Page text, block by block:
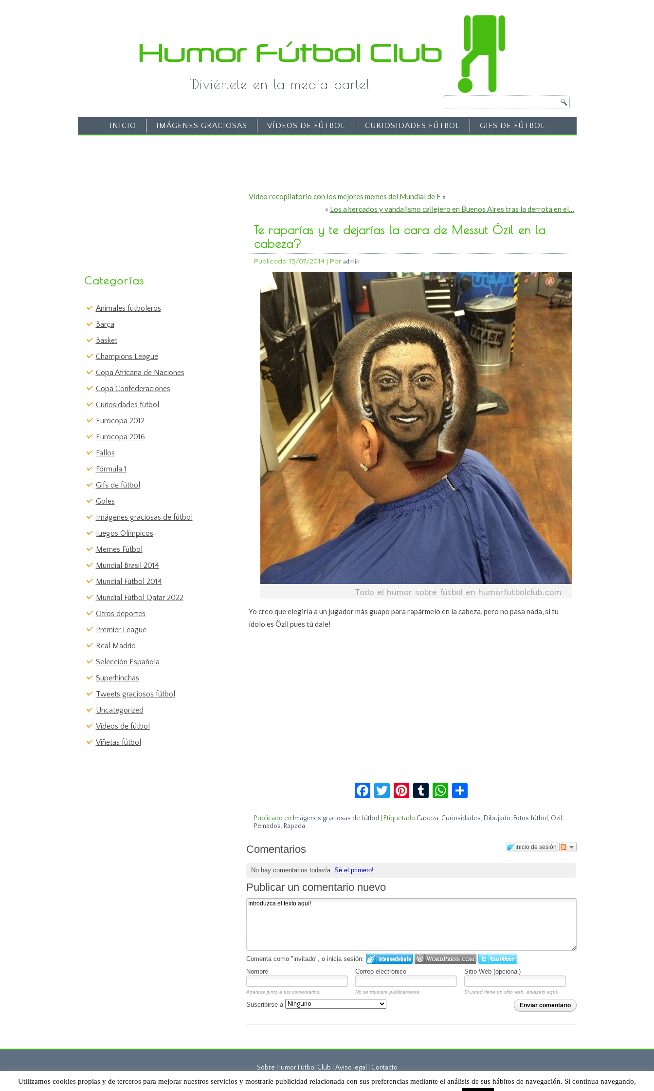
¡Diviértete en la media parte!
INICIO IMÁGENES GRACIOSAS VÍDEOS DE FÚTBOL CURIOSIDADES FÚTBOL GIFS DE FÚTBOL
Categorías
Animales futboleros
Barça
Basket
Champions League
Copa Africana de Naciones
Copa Confederaciones
Curiosidades fútbol
Eurocopa 2012
Eurocopa 2016
Fallos
Fórmula 1
Gifs de fútbol
Goles
Imágenes graciosas de fútbol
Juegos Olímpicos
Memes Fútbol
Mundial Brasil 2014
Mundial Fútbol 2014
Mundial Fútbol Qatar 2022
Otros deportes
Premier League
Real Madrid
Selección Española
Superhinchas
Tweets graciosos fútbol
Uncategorized
Vídeos de fútbol
Viñetas fútbol
Vídeo recopilatorio con los mejores memes del Mundial de F»
« Los altercados y vandalismo callejero en Buenos Aires tras la derrota en el…
Te raparías y te dejarías la cara de Messut Özil en la
cabeza?
Publicado 15/07/2014| Por admin
Yo creo que elegiría a un jugador más guapo para rapármelo en la cabeza, pero no pasa nada, si tu
ídolo es Özil pues tú dale!
Facebook
Twitter
Pinterest
TumblrWhatsApp
Publicado en Imágenes graciosas de fútbol Etiquetado Cabeza, Curiosidades, Dibujado, Fotos fútbol , Ozil ,
Peinados, Rapada
Inicio de sesión
Comentarios
No hay comentarios todavía. Sé el primero!
Publicar un comentario nuevo
Comenta como "invitado", o inicia sesión:
Nombre
Correo electrónico Sitio Web (opcional)
Aparece junto a tus comentarios. No se muestra públicamente. Si usted tiene un sitio web, enlázalo aquí.
Enviar comentario
Suscribirse a
Sobre Humor Fútbol Club | Aviso legal | Contacto
Utilizamos cookies propias y de terceros para mejorar nuestros servicios y mostrarle publicidad relacionada con sus preferencias mediante el análisis de sus hábitos de navegación. Si continua navegando,